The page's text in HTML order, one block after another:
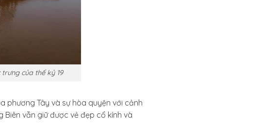
của thế kỷ 19
phương Tây và sự hòa quyện với cảnh
vẫn giữ được vẻ đẹp cổ kính và